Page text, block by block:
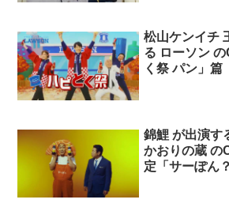
松山ケンイチ
る ローソン
く祭 パン」篇
錦鯉 が出演す
かおりの蔵 のCM 中四国・
定「サーぽん